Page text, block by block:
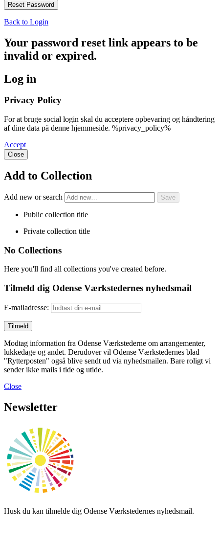
Back to Login
Your password reset link appears to be
invalid or expired.
Log in
Privacy Policy
For at bruge social login skal du acceptere opbevaring og håndtering
af dine data på denne hjemmeside. %privacy_policy%
Accept
Close
Add to Collection
Add new or search
Public collection title
Private collection title
No Collections
Here you'll find all collections you've created before.
Tilmeld dig Odense Værkstedernes nyhedsmail
E-mailadresse:
Modtag information fra Odense Værkstederne om arrangementer,
lukkedage og andet. Derudover vil Odense Værkstedernes blad
"Rytterposten" også blive sendt ud via nyhedsmailen. Bare roligt vi
sender ikke mails i tide og utide.
Close
Newsletter
Husk du kan tilmelde dig Odense Værkstedernes nyhedsmail.